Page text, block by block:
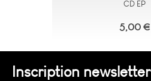
CD EP
5,00 €
Inscription newsletter